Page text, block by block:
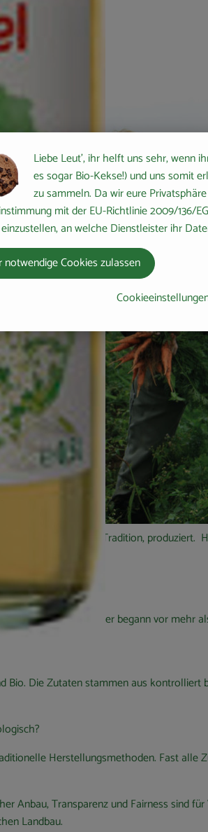
mit über 80 Jahren Tradition,
verwurzelt. Hier begann vor mehr
Die Zutaten stammen aus
Herstellungsmethoden. Fast
Anbau, Transparenz und Fairness sind
Landbau.
Liebe Leut', ihr helft uns sehr, wenn
es sogar Bio-Kekse!) und uns somit
zu sammeln. Da wir eure
mit der EU-Richtlinie 2009/136/
an welche Dienstleister ihr
notwendige Cookies zulassen